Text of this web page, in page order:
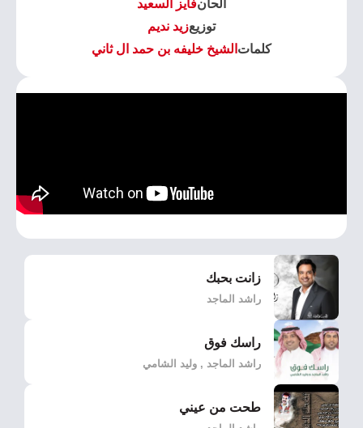
الحانفايز السعيد
توزيعزيد نديم
كلمات الشيخ خليفه بن حمد ال ثاني
زانت بحبك
راشد الماجد
راسك فوق
راشد الماجد , وليد الشامي
طحت من عيني